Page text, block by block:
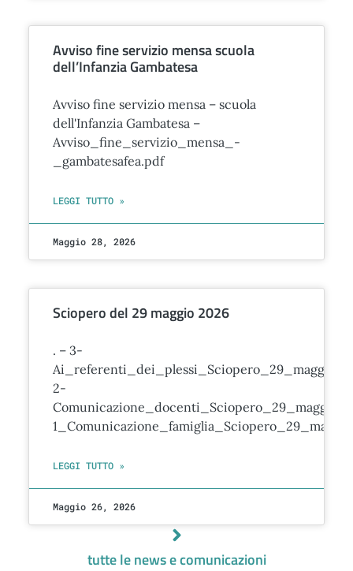
Avviso fine servizio mensa scuola
dell’Infanzia Gambatesa
Avviso fine servizio mensa – scuola
dell'Infanzia Gambatesa –
Avviso_fine_servizio_mensa_-
_gambatesafea.pdf
LEGGI TUTTO »
Maggio 28, 2026
Sciopero del 29 maggio 2026
. – 3-
2-
LEGGI TUTTO »
Maggio 26, 2026
tutte le news e comunicazioni